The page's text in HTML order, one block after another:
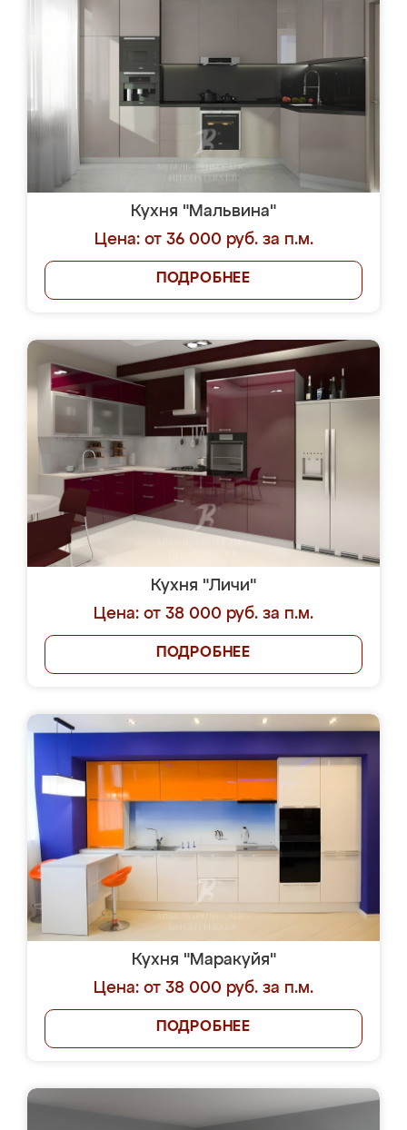
Кухня "Мальвина"
Цена: от 36 000 руб. за п.м.
ПОДРОБНЕЕ
Кухня "Личи"
Цена: от 38 000 руб. за п.м.
ПОДРОБНЕЕ
Кухня "Маракуйя"
Цена: от 38 000 руб. за п.м.
ПОДРОБНЕЕ